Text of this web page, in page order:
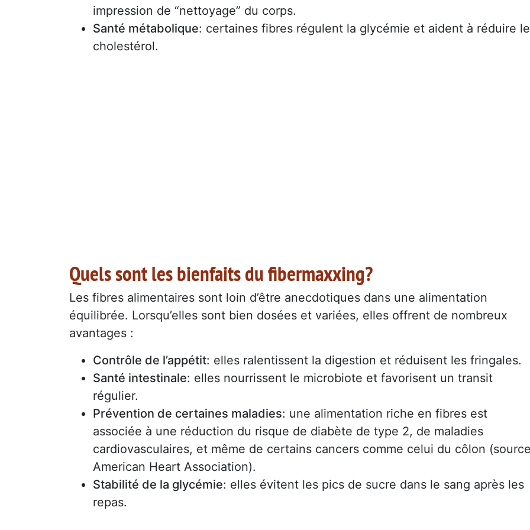
impression de “nettoyage” du corps.
Santé métabolique: certaines fibres régulent la glycémie et aident à réduire le
cholestérol.
Quels sont les bienfaits du fibermaxxing?
Les fibres alimentaires sont loin d’être anecdotiques dans une alimentation
équilibrée. Lorsqu’elles sont bien dosées et variées, elles offrent de nombreux
avantages :
Contrôle de l’appétit: elles ralentissent la digestion et réduisent les fringales.
Santé intestinale: elles nourrissent le microbiote et favorisent un transit
régulier.
Prévention de certaines maladies: une alimentation riche en fibres est
associée à une réduction du risque de diabète de type 2, de maladies
cardiovasculaires, et même de certains cancers comme celui du côlon
American Heart Association).
Stabilité de la glycémie: elles évitent les pics de sucre dans le sang après les
repas.